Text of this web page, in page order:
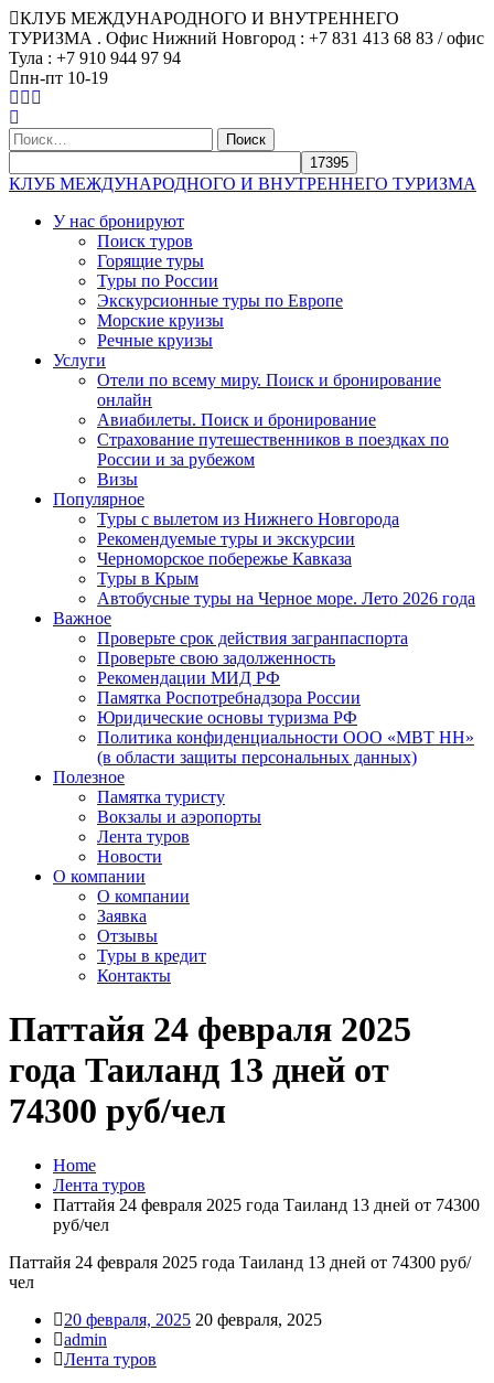
КЛУБ МЕЖДУНАРОДНОГО И ВНУТРЕННЕГО
ТУРИЗМА . Офис Нижний Новгород : +7 831 413 68 83 / офис
Тула : +7 910 944 97 94
пн-пт 10-19
Найти:
КЛУБ МЕЖДУНАРОДНОГО И ВНУТРЕННЕГО ТУРИЗМА
У нас бронируют
Поиск туров
Горящие туры
Туры по России
Экскурсионные туры по Европе
Морские круизы
Речные круизы
Услуги
Отели по всему миру. Поиск и бронирование
онлайн
Авиабилеты. Поиск и бронирование
Страхование путешественников в поездках по
России и за рубежом
Визы
Популярное
Туры с вылетом из Нижнего Новгорода
Рекомендуемые туры и экскурсии
Черноморское побережье Кавказа
Туры в Крым
Автобусные туры на Черное море. Лето 2026 года
Важное
Проверьте срок действия загранпаспорта
Проверьте свою задолженность
Рекомендации МИД РФ
Памятка Роспотребнадзора России
Юридические основы туризма РФ
Политика конфиденциальности ООО «МВТ НН»
(в области защиты персональных данных)
Полезное
Памятка туристу
Вокзалы и аэропорты
Лента туров
Новости
О компании
О компании
Заявка
Отзывы
Туры в кредит
Контакты
Паттайя 24 февраля 2025
года Таиланд 13 дней от
74300 руб/чел
Home
Лента туров
Паттайя 24 февраля 2025 года Таиланд 13 дней от 74300
руб/чел
Паттайя 24 февраля 2025 года Таиланд 13 дней от 74300 руб/
чел
20 февраля, 2025 20 февраля, 2025
admin
Лента туров